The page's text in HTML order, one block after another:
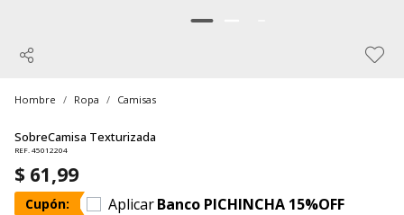
Hombre Ropa Camisas
SobreCamisa Texturizada
REF. 45012204
$ 61,99
Cupón: AplicarBanco PICHINCHA 15%OFF